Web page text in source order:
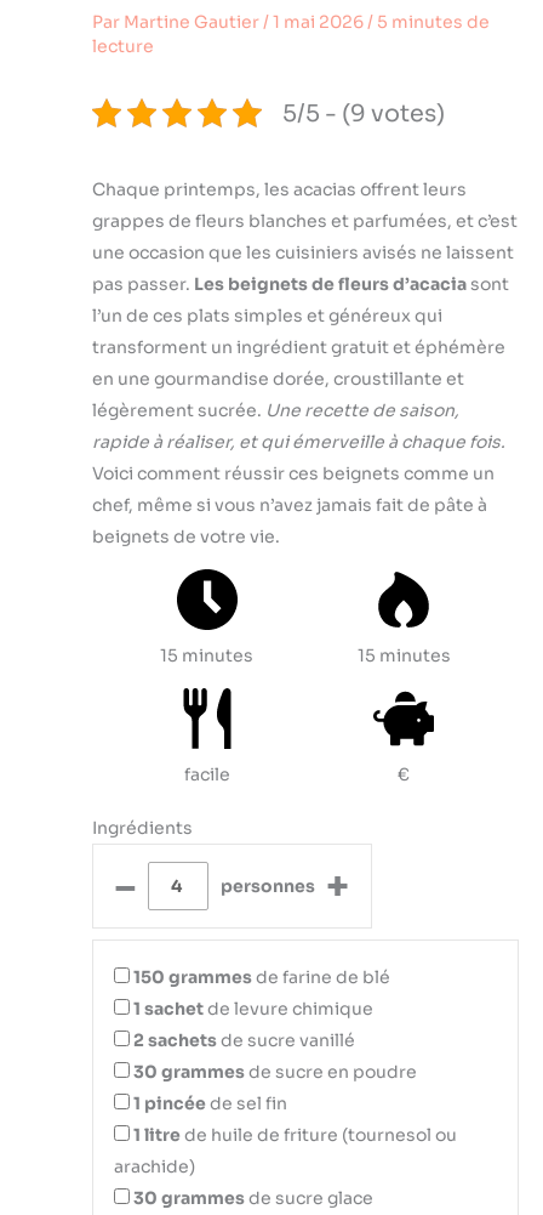
Par Martine Gautier/1 mai 2026/ 5 minutes de
lecture
5/5 - (9 votes)
Chaque printemps, les acacias offrent leurs
grappes de fleurs blanches et parfumées, et c’est
une occasion que les cuisiniers avisés ne laissent
pas passer. Les beignets de fleurs d’acaciasont
l’un de ces plats simples et généreux qui
transforment un ingrédient gratuit et éphémère
en une gourmandise dorée, croustillante et
légèrement sucrée. Une recette de saison,
rapide à réaliser, et qui émerveille à chaque fois.
Voici comment réussir ces beignets comme un
chef, même si vous n’avez jamais fait de pâte à
beignets de votre vie.
15 minutes 15 minutes
facile €
Ingrédients
– personnes +
150 grammesde farine de blé
1 sachetde levure chimique
2 sachetsde sucre vanillé
30 grammesde sucre en poudre
1 pincéede sel fin
1 litrede huile de friture (tournesol ou
arachide)
30 grammesde sucre glace